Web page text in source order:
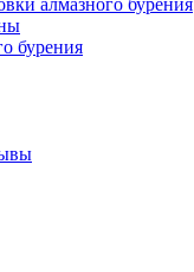
алмазного бурения
бурения